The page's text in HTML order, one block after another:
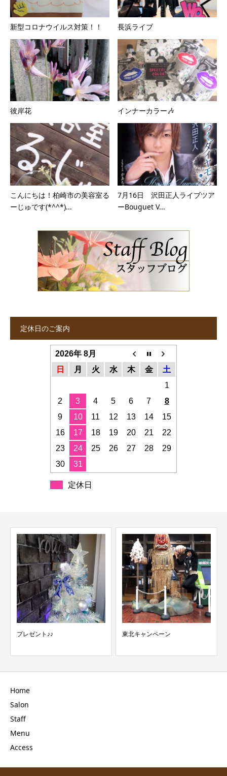
新型コロナウイルス対策！！ 長浜ライブ
彼岸花 インナーカラー🎶
こんにちは！柏崎市の美容室る
ーじゅです(*^^*)...
7月16日 沢田正人ライブツア
ーBouguet V...
定休日のご案内
2026年 8月
日
月 火 水 木 金
土
1
2
3 4 5 6 7
8
9
10 11 12 13 14
15
16
17 18 19 20 21
22
23
24 25 26 27 28
29
30
31
定休日
プレゼント♪♪ 東北キャンペーン
Home
Salon
Staff
Menu
Access